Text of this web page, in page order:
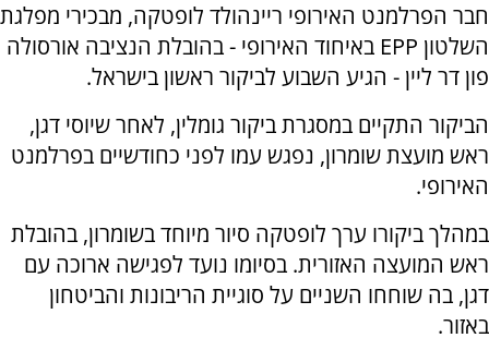
חבר הפרלמנט האירופי ריינהולד לופטקה, מבכירי מפלגת
השלטון EPP באיחוד האירופי - בהובלת הנציבה אורסולה
פון דר ליין - הגיע השבוע לביקור ראשון בישראל.
הביקור התקיים במסגרת ביקור גומלין, לאחר שיוסי דגן,
ראש מועצת שומרון, נפגש עמו לפני כחודשיים בפרלמנט
האירופי.
במהלך ביקורו ערך לופטקה סיור מיוחד בשומרון, בהובלת
ראש המועצה האזורית. בסיומו נועד לפגישה ארוכה עם
דגן, בה שוחחו השניים על סוגיית הריבונות והביטחון
באזור.